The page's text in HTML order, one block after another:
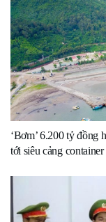
‘Bơm’ 6.200 tỷ đồng
tới siêu cảng container